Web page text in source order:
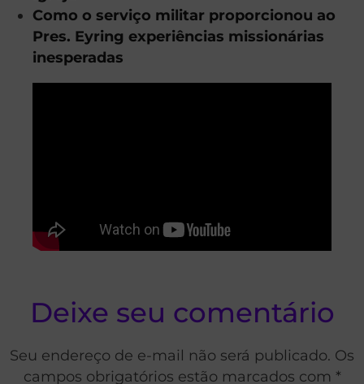
Como o serviço militar proporcionou ao
Pres. Eyring experiências missionárias
inesperadas
Deixe seu comentário
Seu endereço de e-mail não será publicado. Os
campos obrigatórios estão marcados com *